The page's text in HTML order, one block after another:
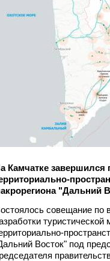
Камчатке
"Дальний
совещание по
Восток" под